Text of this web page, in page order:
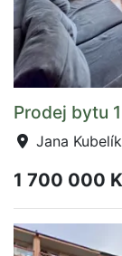
Prodej bytu
Jana
1 700 000